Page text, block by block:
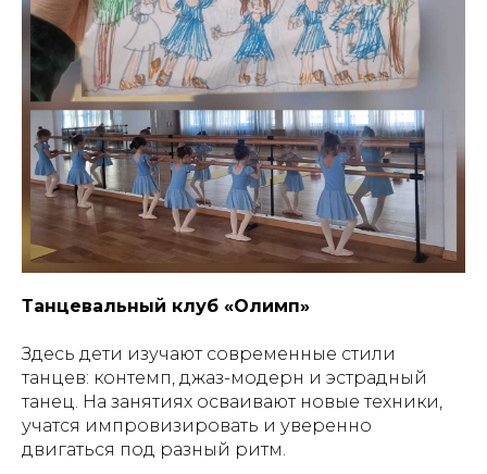
Танцевальный клуб «Олимп»
Здесь дети изучают современные стили
танцев: контемп, джаз-модерн и эстрадный
танец. На занятиях осваивают новые техники,
учатся импровизировать и уверенно
двигаться под разный ритм.